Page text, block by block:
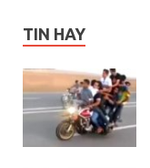
TIN HAY